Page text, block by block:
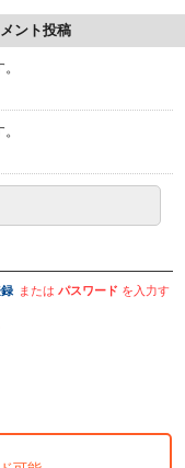
ント投稿
またはパスワード を入力す